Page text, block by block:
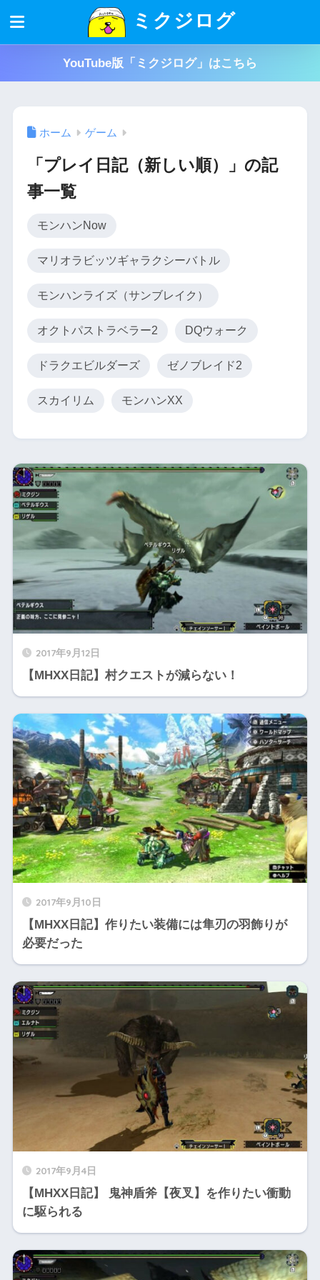
ミクジログ
YouTube版「ミクジログ」はこちら
ホーム ゲーム
「プレイ日記（新しい順）」の記
事一覧
モンハンNow
マリオラビッツギャラクシーバトル
モンハンライズ（サンブレイク）
オクトパストラベラー2 DQウォーク
ドラクエビルダーズ ゼノブレイド2
スカイリム モンハンXX
2017年9月12日
【MHXX日記】村クエストが減らない！
2017年9月10日
【MHXX日記】作りたい装備には隼刃の羽飾りが
必要だった
2017年9月4日
【MHXX日記】 鬼神盾斧【夜叉】を作りたい衝動
に駆られる